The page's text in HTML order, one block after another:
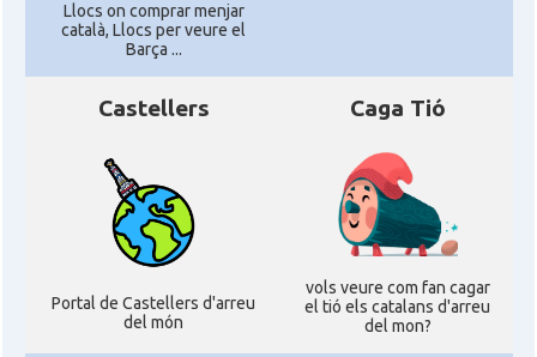
Llocs on comprar menjar
català, Llocs per veure el
Barça ...
Castellers
Portal de Castellers d'arreu
del món
Caga Tió
vols veure com fan cagar
el tió els catalans d'arreu
del mon?